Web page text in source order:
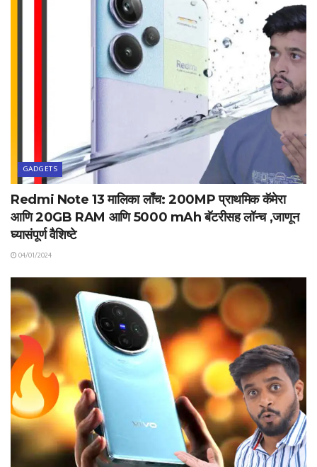
GADGETS
Redmi Note 13 मालिका लाँच: 200MP प्राथमिक कॅमेरा
आणि 20GB RAM आणि 5000 mAh बॅटरीसह लॉन्च ,जाणून
घ्यासंपूर्ण वैशिष्टे
04/01/2024